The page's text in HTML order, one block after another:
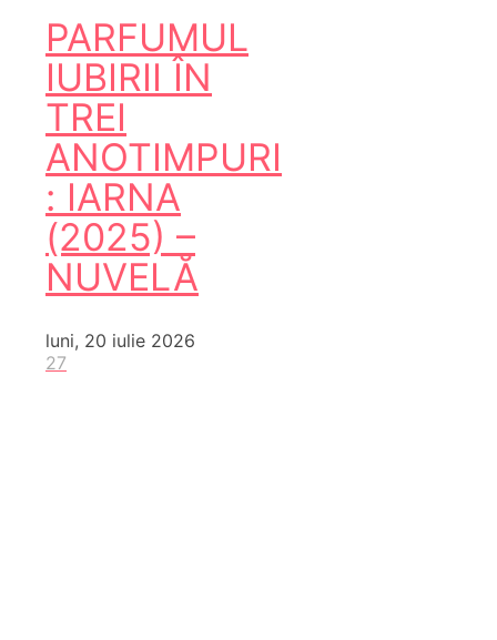
PARFUMUL
IUBIRII ÎN
TREI
ANOTIMPURI
: IARNA
(2025) –
NUVELĂ
luni, 20 iulie 2026
27